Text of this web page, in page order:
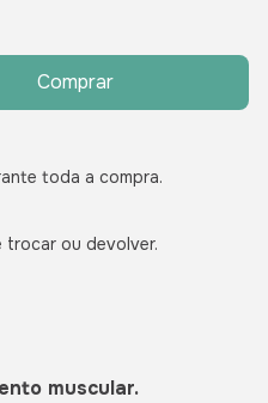
toda a compra.
trocar ou devolver.
muscular.